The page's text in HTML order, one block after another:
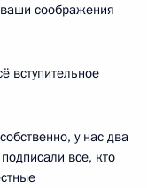
ваши соображения
вступительное
у нас два
все, кто